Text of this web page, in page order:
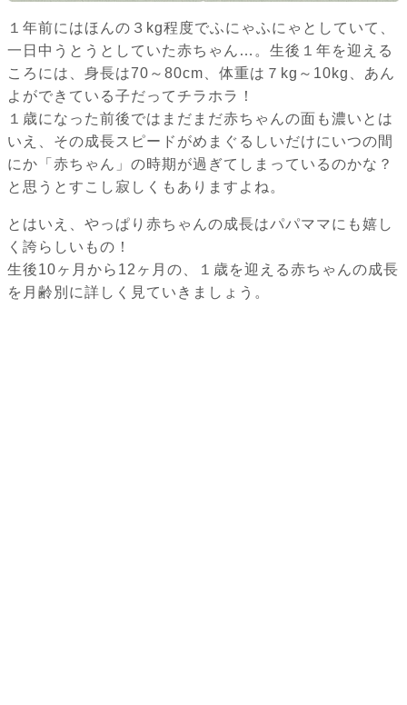
１年前にはほんの３kg程度でふにゃふにゃとしていて、
一日中うとうとしていた赤ちゃん…。生後１年を迎える
ころには、身長は70～80cm、体重は７kg～10kg、あん
よができている子だってチラホラ！
１歳になった前後ではまだまだ赤ちゃんの面も濃いとは
いえ、その成長スピードがめまぐるしいだけにいつの間
にか「赤ちゃん」の時期が過ぎてしまっているのかな？
と思うとすこし寂しくもありますよね。
とはいえ、やっぱり赤ちゃんの成長はパパママにも嬉し
く誇らしいもの！
生後10ヶ月から12ヶ月の、１歳を迎える赤ちゃんの成長
を月齢別に詳しく見ていきましょう。